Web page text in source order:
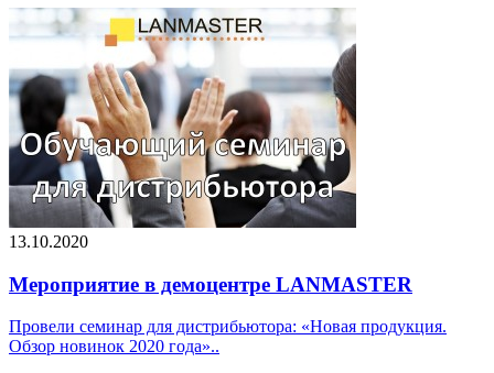
13.10.2020
Мероприятие в демоцентре LANMASTER
Провели семинар для дистрибьютора: «Новая продукция.
Обзор новинок 2020 года»..